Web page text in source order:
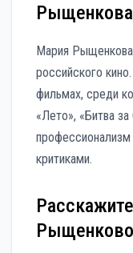
Рыщенкова
Мария Рыщенкова
российского
фильмах, среди
«Лето», «Битва
профессионализм
критиками.